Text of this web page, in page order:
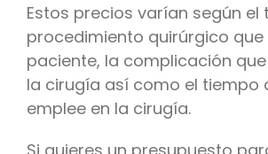
Estos precios varían según el
procedimiento quirúrgico que
paciente, la complicación
la cirugía así como el tiempo
emplee en la cirugía.